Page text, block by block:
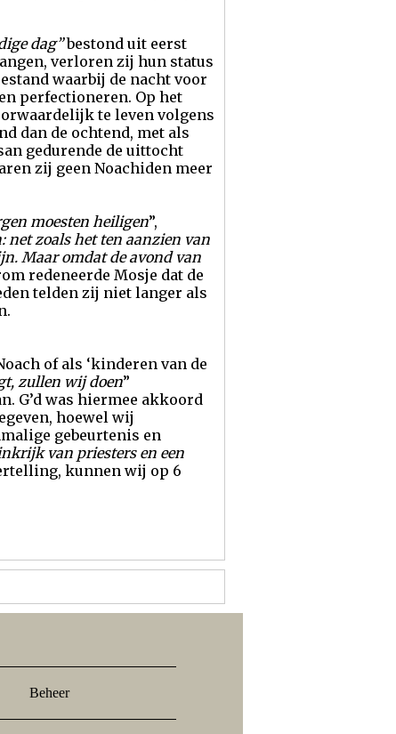
dag”bestond uit eerst
verloren zij hun status
waarbij de nacht voor
perfectioneren. Op het
te leven volgens
dan de ochtend, met als
gedurende de uittocht
zij geen Noachiden meer
moesten heiligen”,
net zoals het ten aanzien van
Maar omdat de avond van
redeneerde Mosje dat de
telden zij niet langer als
of als ‘kinderen van de
zullen wij doen”
G’d was hiermee akkoord
hoewel wij
gebeurtenis en
van priesters en een
kunnen wij op 6
Beheer